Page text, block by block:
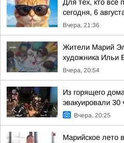
Для тех, кто всё
сегодня, 6
Вчера, 21:36
Жители Марий
художника Ильи
Вчера, 20:54
Из горящего
эвакуировали 30
Вчера, 20:25
Марийское лето